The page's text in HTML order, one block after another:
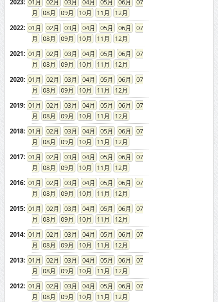
2023: 01 02 03 04 05 06
07
08
09 10 11
12
2022: 01 02 03 04 05 06
07
08
09 10 11
12
2021: 01 02 03 04 05 06
07
08
09 10 11
12
2020: 01 02 03 04 05 06
07
08
09 10 11
12
2019: 01 02 03 04 05 06
07
08
09 10 11
12
2018: 01 02 03 04 05 06
07
08
09 10 11
12
2017: 01 02 03 04 05 06
07
08
09 10 11
12
2016: 01 02 03 04 05 06
07
08
09 10 11
12
2015: 01 02 03 04 05 06
07
08
09 10 11
12
2014: 01 02 03 04 05 06
07
08
09 10 11
12
2013: 01 02 03 04 05 06
07
08
09 10 11
12
2012: 01 02 03 04 05 06
07
08
09 10 11
12